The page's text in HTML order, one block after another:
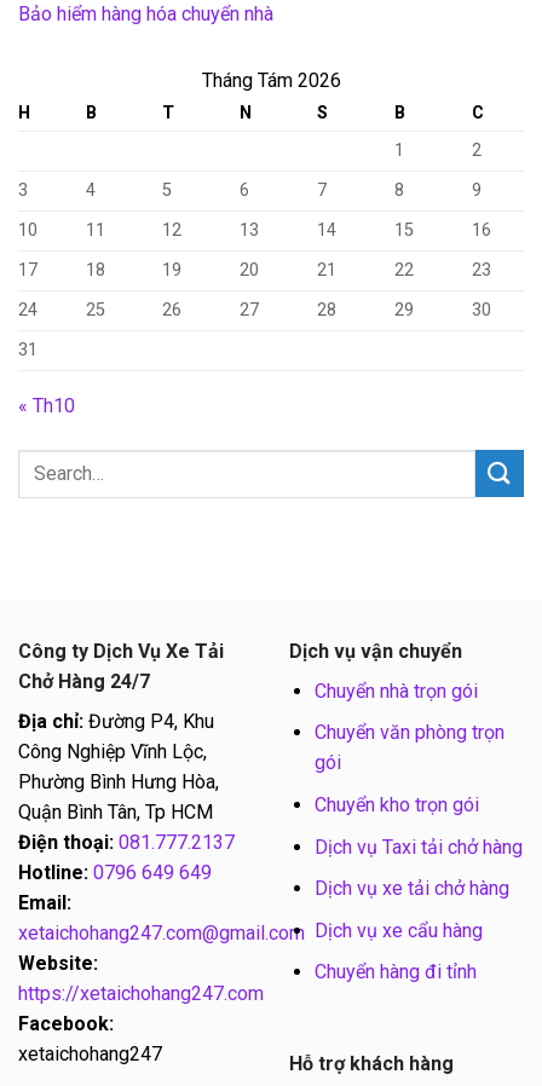
Bảo hiểm hàng hóa chuyển nhà
Tháng Tám 2026
H B T N S B
C
1
2
3
4 5 6 7 8
9
10
11 12 13 14 15
16
17
18 19 20 21 22
23
24
25 26 27 28 29
30
31
« Th10
Công ty Dịch Vụ Xe Tải
Chở Hàng 24/7
Địa chỉ: Đường P4, Khu
Công Nghiệp Vĩnh Lộc,
Phường Bình Hưng Hòa,
Quận Bình Tân, Tp HCM
Điện thoại: 081.777.2137
Hotline: 0796 649 649
Email:
xetaichohang247.com@gmail.com
Website:
https://xetaichohang247.com
Facebook:
xetaichohang247
Dịch vụ vận chuyển
Chuyển nhà trọn gói
Chuyển văn phòng trọn
gói
Chuyển kho trọn gói
Dịch vụ Taxi tải chở hàng
Dịch vụ xe tải chở hàng
Dịch vụ xe cẩu hàng
Chuyển hàng đi tỉnh
Hỗ trợ khách hàng